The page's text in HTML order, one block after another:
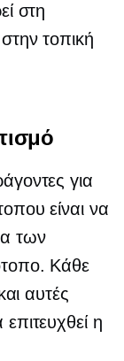
στη
τοπική
για
είναι να
των
Κάθε
αυτές
η